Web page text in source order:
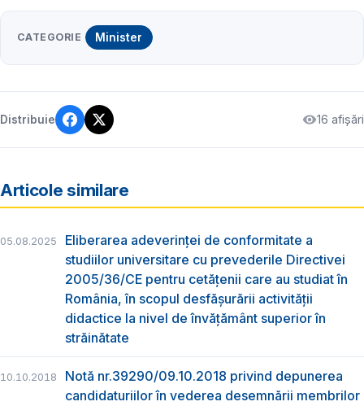
CATEGORIE Minister
Distribuie 16 afișări
Articole similare
05.08.2025
Eliberarea adeverinţei de conformitate a
studiilor universitare cu prevederile Directivei
2005/36/CE pentru cetăţenii care au studiat în
România, în scopul desfăşurării activităţii
didactice la nivel de învățământ superior în
străinătate
10.10.2018
Notă nr.39290/09.10.2018 privind depunerea
candidaturiilor în vederea desemnării membrilor